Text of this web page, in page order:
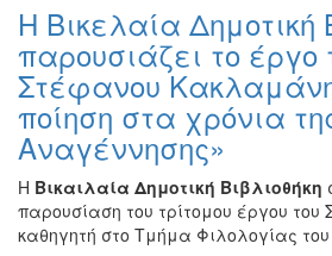
Η Βικελαία Δημοτική
παρουσιάζει το έργο
Στέφανου Κακλαμάνη
ποίηση στα χρόνια
Αναγέννησης»
H Βικαιλαία Δημοτική Βιβλιοθήκη
παρουσίαση του τρίτομου έργου
καθηγητή στο Τμήμα Φιλολογίας